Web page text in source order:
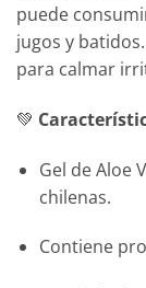
puede
jugos y
para calmar
💚
Gel de Aloe
chilenas.
Contiene